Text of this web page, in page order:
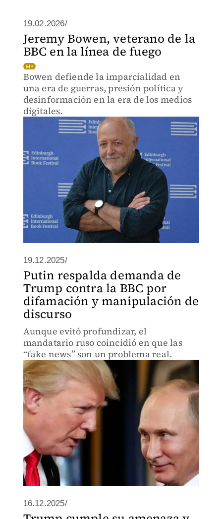
19.02.2026/
Jeremy Bowen, veterano de la
BBC en la línea de fuego
Bowen defiende la imparcialidad en
una era de guerras, presión política y
desinformación en la era de los medios
digitales.
19.12.2025/
Putin respalda demanda de
Trump contra la BBC por
difamación y manipulación de
discurso
Aunque evitó profundizar, el
mandatario ruso coincidió en que las
“fake news” son un problema real.
16.12.2025/